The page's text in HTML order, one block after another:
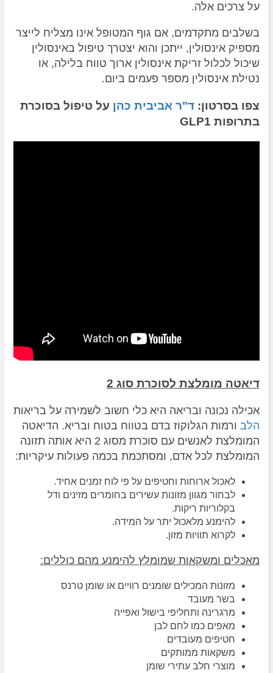
על צרכים אלה.
בשלבים מתקדמים, אם גוף המטופל אינו מצליח לייצר
מספיק אינסולין, ייתכן והוא יצטרך טיפול באינסולין
שיכול לכלול זריקת אינסולין ארוך טווח בלילה, או
נטילת אינסולין מספר פעמים ביום.
צפו בסרטון: ד"ר אביבית כהן על טיפול בסוכרת
בתרופות GLP1
דיאטה מומלצת לסוכרת סוג 2
אכילה נכונה ובריאה היא כלי חשוב לשמירה על בריאות
הלב ורמות הגלוקוז בדם בטווח בטוח ובריא. הדיאטה
המומלצת לאנשים עם סוכרת מסוג 2 היא אותה תזונה
המומלצת לכל אדם, ומסתכמת בכמה פעולות עיקריות:
לאכול ארוחות וחטיפים על פי לוח זמנים אחיד.
לבחור מגוון מזונות עשירים בחומרים מזינים ודל
בקלוריות ריקות.
להימנע מלאכול יתר על המידה.
לקרוא תוויות מזון.
מאכלים ומשקאות שמומלץ להימנע מהם כוללים:
מזונות המכילים שומנים רוויים או שומן טרנס
בשר מעובד
מרגרינה ותחליפי בישול ואפייה
מאפים כמו לחם לבן
חטיפים מעובדים
משקאות ממותקים
מוצרי חלב עתירי שומן